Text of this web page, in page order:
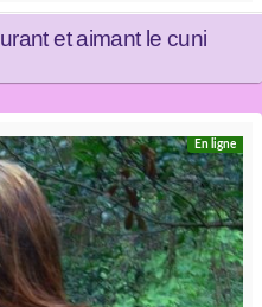
et aimant le cuni
En ligne